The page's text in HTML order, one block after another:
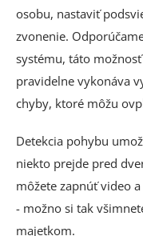
osobu, nastaviť
zvonenie.
systému, táto
pravidelne vykonáva
chyby, ktoré môžu
Detekcia pohybu
niekto prejde pred
môžete zapnúť video
- možno si tak
majetkom.